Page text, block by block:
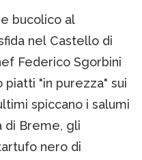
bucolico al
nel Castello di
Federico Sgorbini
piatti "in purezza" sui
spiccano i salumi
di Breme, gli
nero di